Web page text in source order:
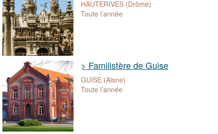
HAUTERIVES (Drôme)
Toute l’année
> Familistère de Guise
GUISE (Aisne)
Toute l’année